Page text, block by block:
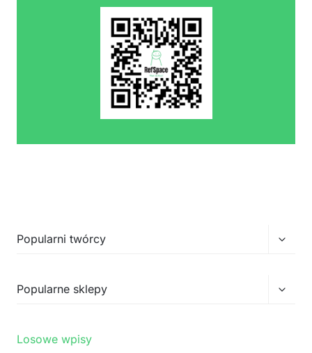
Popularni twórcy
Popularne sklepy
Losowe wpisy